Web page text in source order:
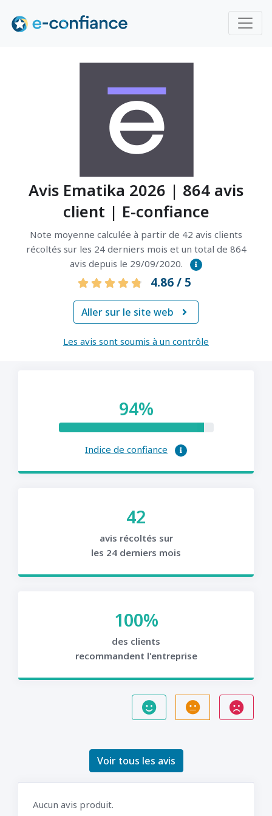
Avis Ematika 2026 | 864 avis
client | E-confiance
Note moyenne calculée à partir de 42 avis clients
récoltés sur les 24 derniers mois et un total de 864
avis depuis le 29/09/2020.
4.86 / 5
Aller sur le site web 
Les avis sont soumis à un contrôle
94%
Indice de confiance
42
avis récoltés sur
les 24 derniers mois
100%
des clients
recommandent l'entreprise
Voir tous les avis
Aucun avis produit.